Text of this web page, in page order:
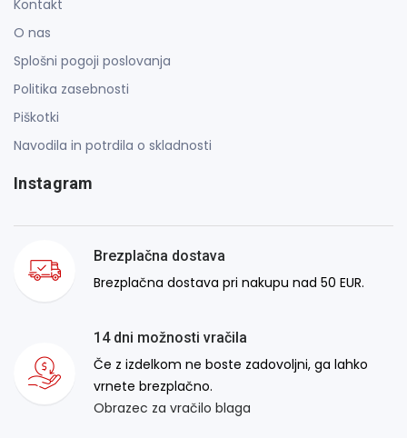
Kontakt
O nas
Splošni pogoji poslovanja
Politika zasebnosti
Piškotki
Navodila in potrdila o skladnosti
Instagram
Brezplačna dostava
Brezplačna dostava pri nakupu nad 50 EUR.
14 dni možnosti vračila
Če z izdelkom ne boste zadovoljni, ga lahko
vrnete brezplačno.
Obrazec za vračilo blaga